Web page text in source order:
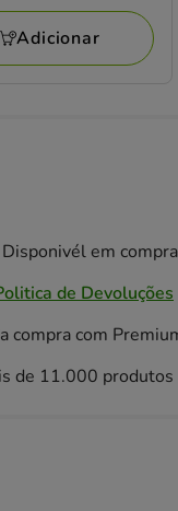
Adicionar
em
de Devoluções
compra com
de 11.000